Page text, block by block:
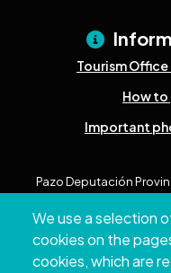
We use a selection
cookies on the
cookies, which are
Tourism
How to
Important
Pazo Deputación
+34 986